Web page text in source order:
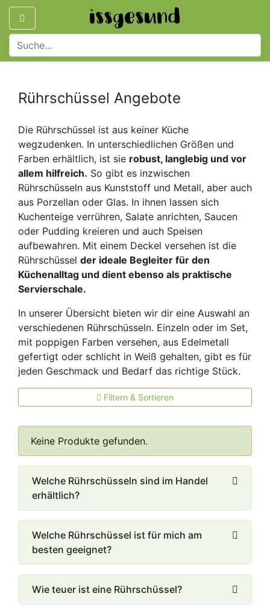
Rührschüssel Angebote
Die Rührschüssel ist aus keiner Küche
wegzudenken. In unterschiedlichen Größen und
Farben erhältlich, ist sie robust, langlebig und vor
allem hilfreich. So gibt es inzwischen
Rührschüsseln aus Kunststoff und Metall, aber auch
aus Porzellan oder Glas. In ihnen lassen sich
Kuchenteige verrühren, Salate anrichten, Saucen
oder Pudding kreieren und auch Speisen
aufbewahren. Mit einem Deckel versehen ist die
Rührschüssel der ideale Begleiter für den
Küchenalltag und dient ebenso als praktische
Servierschale.
In unserer Übersicht bieten wir dir eine Auswahl an
verschiedenen Rührschüsseln. Einzeln oder im Set,
mit poppigen Farben versehen, aus Edelmetall
gefertigt oder schlicht in Weiß gehalten, gibt es für
jeden Geschmack und Bedarf das richtige Stück.
Filtern & Sortieren
Keine Produkte gefunden.
Welche Rührschüsseln sind im Handel
erhältlich?
Welche Rührschüssel ist für mich am
besten geeignet?
Wie teuer ist eine Rührschüssel?